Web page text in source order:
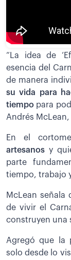
“La idea de
esencia del
de manera
su vida para
tiempo para
Andrés
En el
artesanosy
parte
tiempo, trabajo
McLean
de vivir el
construyen una
Agregó que la
solo desde lo